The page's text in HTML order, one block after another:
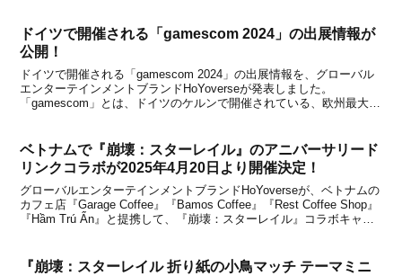
ドイツで開催される「gamescom 2024」の出展情報が
公開！
ドイツで開催される「gamescom 2024」の出展情報を、グローバル
エンターテインメントブランドHoYoverseが発表しました。
「gamescom」とは、ドイツのケルンで開催されている、欧州最大級
ベトナムで『崩壊：スターレイル』のアニバーサリード
リンクコラボが2025年4月20日より開催決定！
グローバルエンターテインメントブランドHoYoverseが、ベトナムの
カフェ店『Garage Coffee』『Bamos Coffee』『Rest Coffee Shop』
『Hầm Trú Ẩn』と提携して、『崩壊：スターレイル』コラボキャン
『崩壊：スターレイル 折り紙の小鳥マッチ テーマミニ